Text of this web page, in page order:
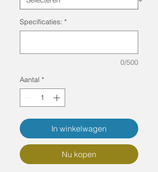
Specificaties: *
0/500
Aantal *
In winkelwagen
Nu kopen